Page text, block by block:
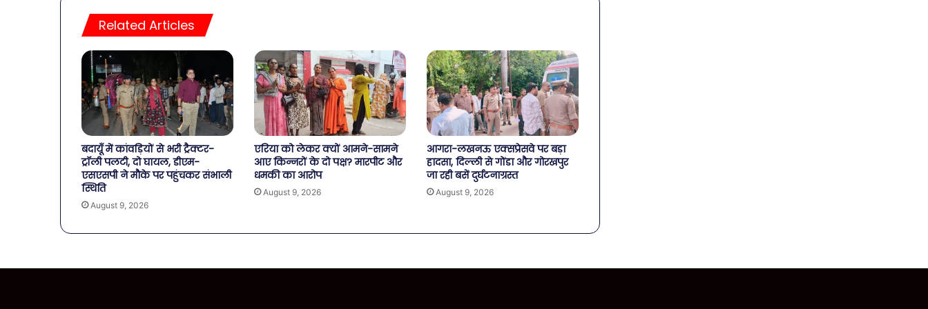
Related Articles
बदायूँ में कांवड़ियों से भरी ट्रैक्टर-
ट्रॉली पलटी, दो घायल, डीएम-
एसएसपी ने मौके पर पहुंचकर संभाली
स्थिति
August 9, 2026
एरिया को लेकर क्यों आमने-सामने
आए किन्नरों के दो पक्ष? मारपीट और
धमकी का आरोप
August 9, 2026
आगरा-लखनऊ एक्सप्रेसवे पर बड़ा
हादसा, दिल्ली से गोंडा और गोरखपुर
जा रही बसें दुर्घटनाग्रस्त
August 9, 2026